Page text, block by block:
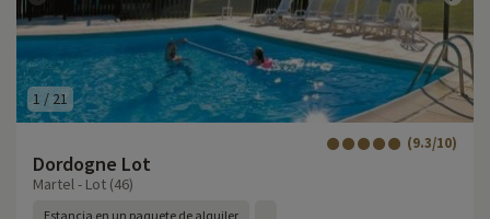
1 / 21
Dordogne Lot
(9.3/10)
Martel - Lot (46)
Estancia en un paquete de alquiler